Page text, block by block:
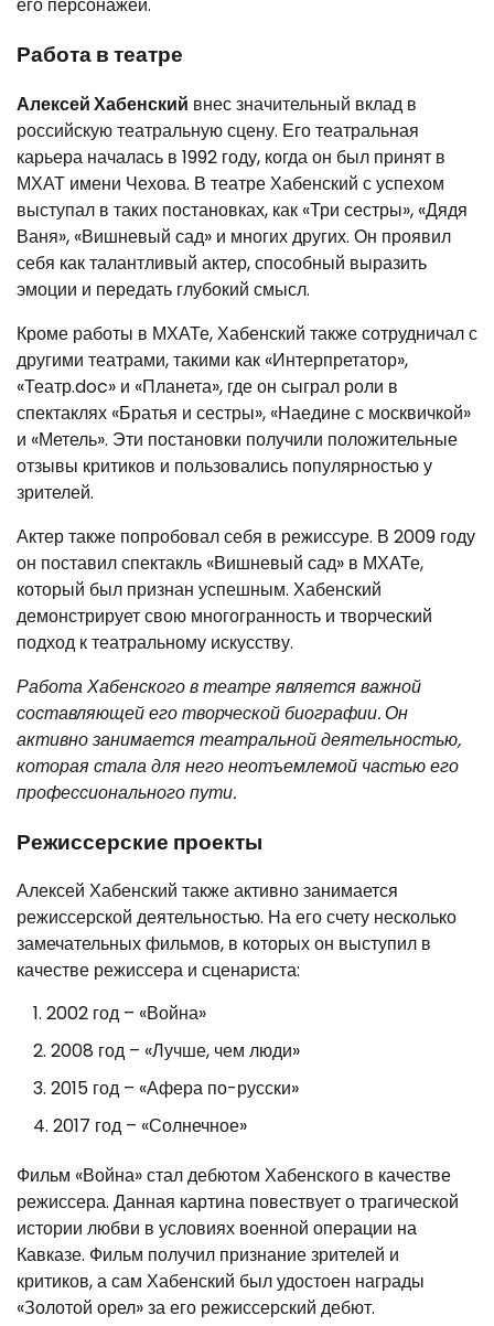
его персонажей.
Работа в театре
Алексей Хабенский внес значительный вклад в
российскую театральную сцену. Его театральная
карьера началась в 1992 году, когда он был принят в
МХАТ имени Чехова. В театре Хабенский с успехом
выступал в таких постановках, как «Три сестры», «Дядя
Ваня», «Вишневый сад» и многих других. Он проявил
себя как талантливый актер, способный выразить
эмоции и передать глубокий смысл.
Кроме работы в МХАТе, Хабенский также сотрудничал с
другими театрами, такими как «Интерпретатор»,
«Театр.doc» и «Планета», где он сыграл роли в
спектаклях «Братья и сестры», «Наедине с москвичкой»
и «Метель». Эти постановки получили положительные
отзывы критиков и пользовались популярностью у
зрителей.
Актер также попробовал себя в режиссуре. В 2009 году
он поставил спектакль «Вишневый сад» в МХАТе,
который был признан успешным. Хабенский
демонстрирует свою многогранность и творческий
подход к театральному искусству.
Работа Хабенского в театре является важной
составляющей его творческой биографии. Он
активно занимается театральной деятельностью,
которая стала для него неотъемлемой частью его
профессионального пути.
Режиссерские проекты
Алексей Хабенский также активно занимается
режиссерской деятельностью. На его счету несколько
замечательных фильмов, в которых он выступил в
качестве режиссера и сценариста:
2002 год – «Война»
2008 год – «Лучше, чем люди»
2015 год – «Афера по-русски»
2017 год – «Солнечное»
Фильм «Война» стал дебютом Хабенского в качестве
режиссера. Данная картина повествует о трагической
истории любви в условиях военной операции на
Кавказе. Фильм получил признание зрителей и
критиков, а сам Хабенский был удостоен награды
«Золотой орел» за его режиссерский дебют.